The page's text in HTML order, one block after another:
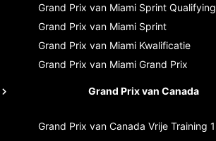
Grand Prix van Miami Sprint Qualifying
Grand Prix van Miami Sprint
Grand Prix van Miami Kwalificatie
Grand Prix van Miami Grand Prix
Grand Prix van Canada
Grand Prix van Canada Vrije Training 1